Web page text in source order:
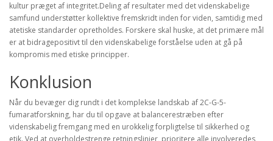
kultur præget af integritet.Deling af resultater med det videnskabelige
samfund understøtter kollektive fremskridt inden for viden, samtidig med
atetiske standarder opretholdes. Forskere skal huske, at det primære mål
er at bidragepositivt til den videnskabelige forståelse uden at gå på
kompromis med etiske principper.
Konklusion
Når du bevæger dig rundt i det komplekse landskab af 2C-G-5-
fumaratforskning, har du til opgave at balancerestræben efter
videnskabelig fremgang med en urokkelig forpligtelse til sikkerhed og